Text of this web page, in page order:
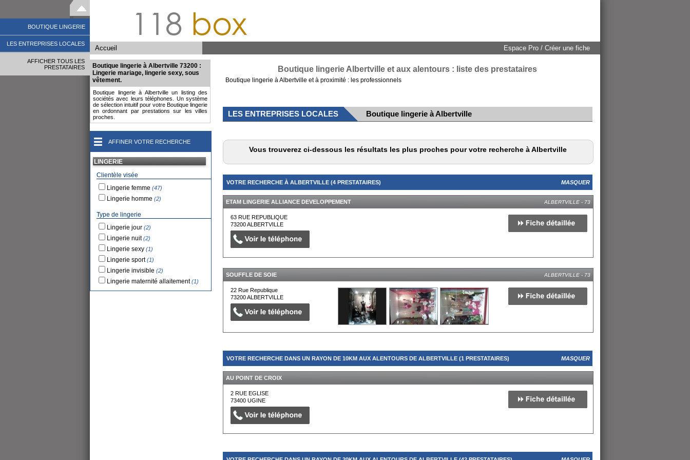
118 box
Accueil Espace Pro / Créer une fiche
BOUTIQUE LINGERIE
LES ENTREPRISES LOCALES
AFFICHER TOUS LES
PRESTATAIRES
Boutique lingerie à Albertville 73200 :
Lingerie mariage, lingerie sexy, sous
vêtement.
Boutique lingerie à Albertville un listing des
sociétés avec leurs téléphones. Un système
de sélection intuitif pour votre Boutique lingerie
en ordonnant par prestations sur les villes
proches.
AFFINER VOTRE RECHERCHE
LINGERIE
Clientèle visée
Lingerie femme (47)
Lingerie homme (2)
Type de lingerie
Lingerie jour (2)
Lingerie nuit(2)
Lingerie sexy (1)
Lingerie sport(1)
Lingerie invisible (2)
Lingerie maternité allaitement(1)
Boutique lingerie Albertville et aux alentours : liste des prestataires
Boutique lingerie à Albertville et à proximité : les professionnels
LES ENTREPRISES LOCALES Boutique lingerie à Albertville
Vous trouverez ci-dessous les résultats les plus proches pour votre recherche à Albertville
VOTRE RECHERCHE À ALBERTVILLE (4 PRESTATAIRES) MASQUER
ETAM LINGERIE ALLIANCE DEVELOPPEMENT ALBERTVILLE - 73
63 RUE REPUBLIQUE
73200ALBERTVILLE
SOUFFLE DE SOIE ALBERTVILLE - 73
22 Rue Republique
73200ALBERTVILLE
VOTRE RECHERCHE DANS UN RAYON DE 10KM AUX ALENTOURS DE ALBERTVILLE (1 PRESTATAIRES) MASQUER
AU POINT DE CROIX
2 RUE EGLISE
73400UGINE